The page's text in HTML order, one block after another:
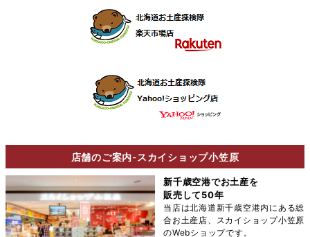
店舗のご案内-スカイショップ小笠原
新千歳空港でお土産を
販売して50年
当店は北海道新千歳空港内にある総
合お土産店、スカイショップ小笠原
のWebショップです。